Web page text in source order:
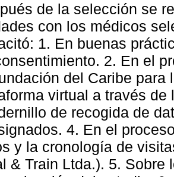
de la selección se
con los médicos
1. En buenas
2. En el
del Caribe
virtual a través
de recogida de
4. En el
y la cronología de
& Train Ltda.). 5.